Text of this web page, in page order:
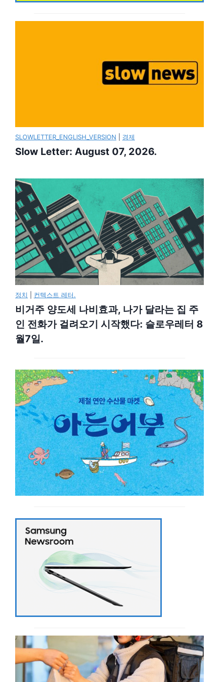
SLOWLETTER_ENGLISH_VERSION 경제
Slow Letter: August 07, 2026.
정치 컨텍스트 레터.
비거주 양도세 나비효과, 나가 달라는 집 주
인 전화가 걸려오기 시작했다: 슬로우레터 8
월7일.